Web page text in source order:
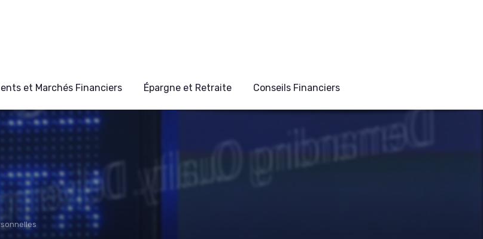
et Marchés Financiers Épargne et Retraite Conseils Financiers